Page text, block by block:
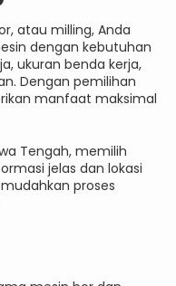
atau milling, Anda
dengan kebutuhan
ukuran benda kerja,
Dengan pemilihan
manfaat maksimal
Tengah, memilih
jelas dan lokasi
proses